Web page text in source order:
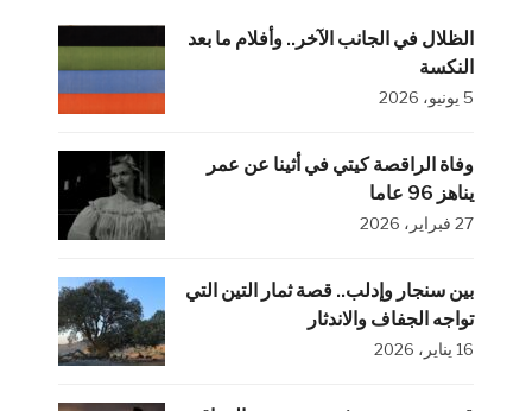
الظلال في الجانب الآخر.. وأفلام ما بعد
النكسة
5 يونيو، 2026
وفاة الراقصة كيتي في أثينا عن عمر
يناهز 96 عاما
27 فبراير، 2026
بين سنجار وإدلب.. قصة ثمار التين التي
تواجه الجفاف والاندثار
16 يناير، 2026